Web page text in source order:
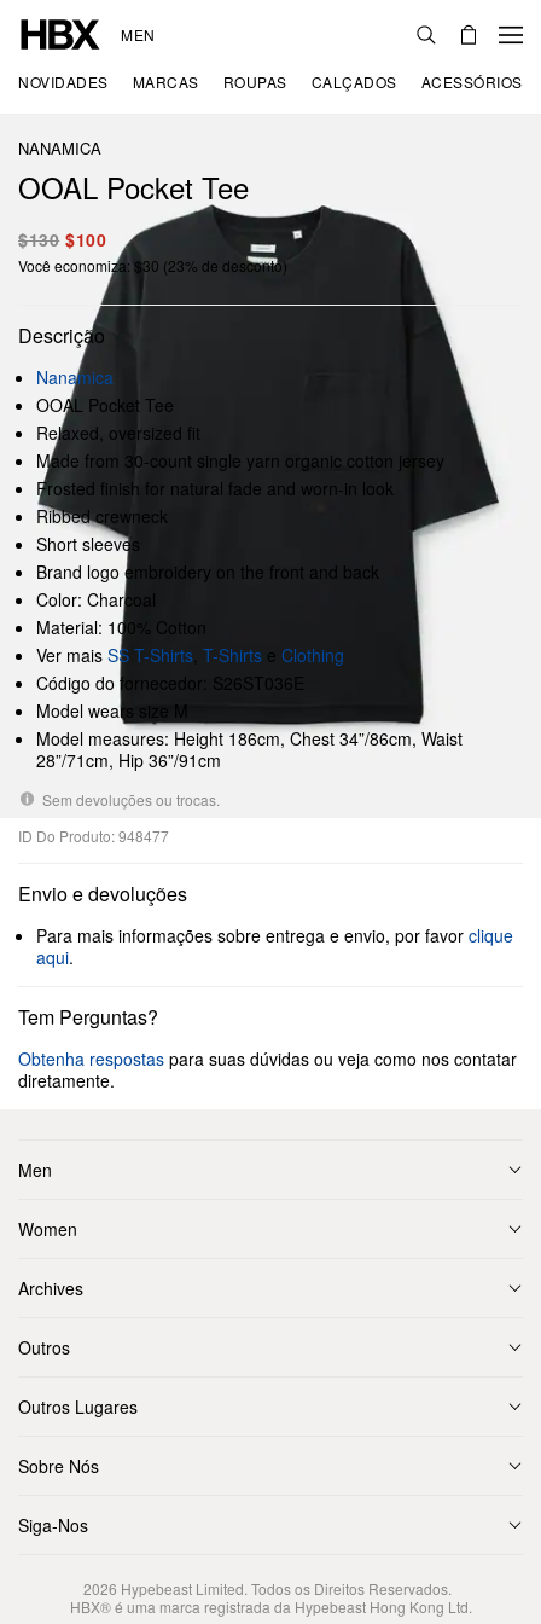
MEN
NOVIDADES MARCAS ROUPAS CALÇADOS ACESSÓRIOS
NANAMICA
OOAL Pocket Tee
$130 $100
Você economiza: $30 (23% de desconto)
Descrição
Nanamica
OOAL Pocket Tee
Relaxed, oversized fit
Made from 30-count single yarn organic cotton jersey
Frosted finish for natural fade and worn-in look
Ribbed crewneck
Short sleeves
Brand logo embroidery on the front and back
Color: Charcoal
Material: 100% Cotton
Ver mais SS T-Shirts T-Shirts e Clothing
Código do fornecedor: S26ST036E
Model wears size M
Model measures: Height 186cm, Chest 34”/86cm, Waist
28”/71cm, Hip 36”/91cm
Sem devoluções ou trocas.
ID Do Produto: 948477
Envio e devoluções
Para mais informações sobre entrega e envio, por favor clique
aqui.
Tem Perguntas?
Obtenha respostas para suas dúvidas ou veja como nos contatar
diretamente.
Men
Women
Archives
Outros
Outros Lugares
Sobre Nós
Siga-Nos
2026 Hypebeast Limited. Todos os Direitos Reservados.
HBX® é uma marca registrada da Hypebeast Hong Kong Ltd.